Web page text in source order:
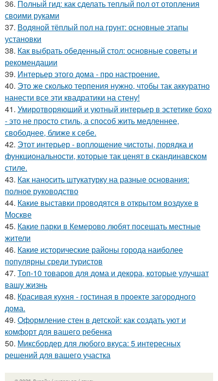
36. Полный гид: как сделать теплый пол от отопления
своими руками
37. Водяной тёплый пол на грунт: основные этапы
установки
38. Как выбрать обеденный стол: основные советы и
рекомендации
39. Интерьер этого дома - про настроение.
40. Это же сколько терпения нужно, чтобы так аккуратно
нанести все эти квадратики на стену!
41. Умиротворяющий и уютный интерьер в эстетике бохо
- это не просто стиль, а способ жить медленнее,
свободнее, ближе к себе.
42. Этот интерьер - воплощение чистоты, порядка и
функциональности, которые так ценят в скандинавском
стиле.
43. Как наносить штукатурку на разные основания:
полное руководство
44. Какие выставки проводятся в открытом воздухе в
Москве
45. Какие парки в Кемерово любят посещать местные
жители
46. Какие исторические районы города наиболее
популярны среди туристов
47. Топ-10 товаров для дома и декора, которые улучшат
вашу жизнь
48. Красивая кухня - гостиная в проекте загородного
дома.
49. Оформление стен в детской: как создать уют и
комфорт для вашего ребенка
50. Миксбордер для любого вкуса: 5 интересных
решений для вашего участка